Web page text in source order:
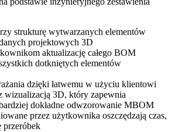
strukturę wytwarzanych elementów
projektowych 3D
aktualizację całego BOM
dotkniętych elementów
dzięki łatwemu w użyciu klientowi
wizualizacją 3D, który zapewnia
dokładne odwzorowanie MBOM
przez użytkownika oszczędzają czas,
przeróbek